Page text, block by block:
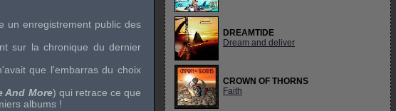
un enregistrement public des
sur la chronique du dernier
que l'embarras du choix
And More) qui retrace ce que
albums !
DREAMTIDE
Dream and deliver
CROWN OF THORNS
Faith